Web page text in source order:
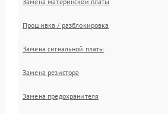
Прошивка / разблокировка
Замена сигнальной платы
Замена резистора
Замена предохранителя